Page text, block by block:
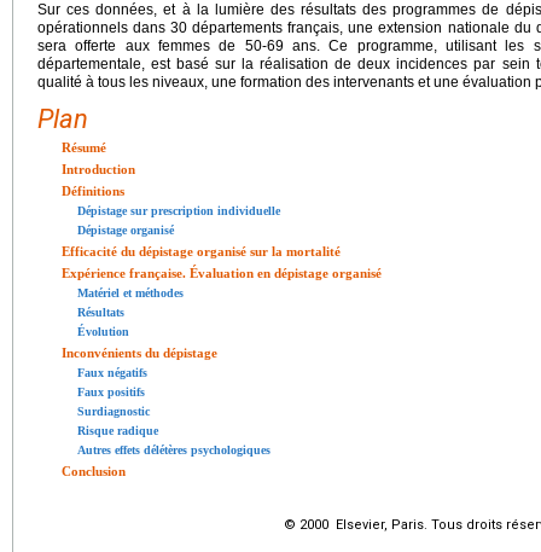
Sur ces données, et à la lumière des résultats des programmes de
opérationnels dans 30 départements français, une extension nationale
sera offerte aux femmes de 50-69 ans. Ce programme, utilisant les
départementale, est basé sur la réalisation de deux incidences par
qualité à tous les niveaux, une formation des intervenants et une évaluation
Plan
Résumé
Introduction
Définitions
Dépistage sur prescription individuelle
Dépistage organisé
Efficacité du dépistage organisé sur la mortalité
Expérience française. Évaluation en dépistage organisé
Matériel et méthodes
Résultats
Évolution
Inconvénients du dépistage
Faux négatifs
Faux positifs
Surdiagnostic
Risque radique
Autres effets délétères psychologiques
Conclusion
© 2000 Elsevier, Paris. Tous droits